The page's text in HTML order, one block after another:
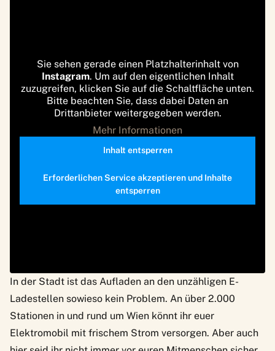
Sie sehen gerade einen Platzhalterinhalt von
Instagram. Um auf den eigentlichen Inhalt
zuzugreifen, klicken Sie auf die Schaltfläche unten.
Bitte beachten Sie, dass dabei Daten an
Drittanbieter weitergegeben werden.
Mehr Informationen
Inhalt entsperren
Erforderlichen Service akzeptieren und Inhalte
entsperren
In der Stadt ist das Aufladen an den unzähligen E-
Ladestellen sowieso kein Problem. An über 2.000
Stationen in und rund um Wien könnt ihr euer
Elektromobil mit frischem Strom versorgen. Aber auch